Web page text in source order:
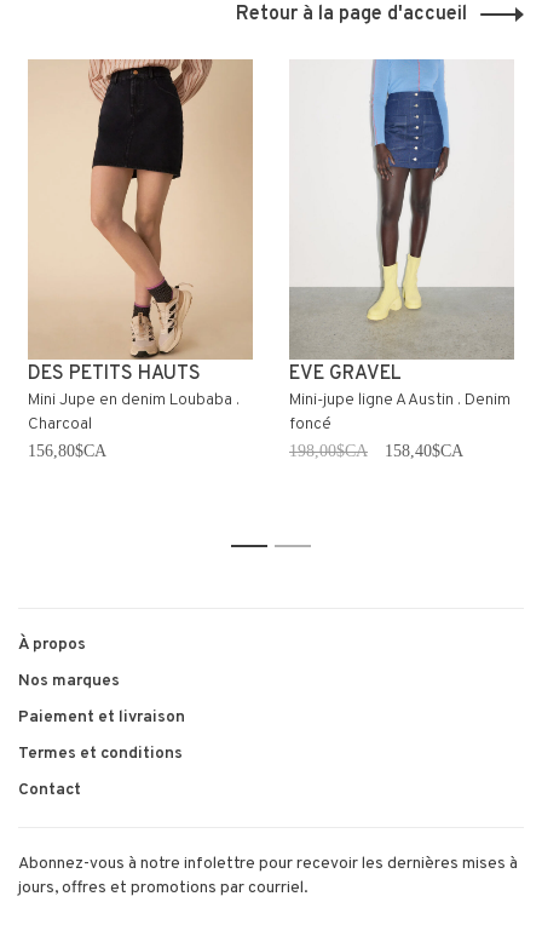
Retour à la page d'accueil
DES PETITS HAUTS
Mini Jupe en denim Loubaba .
Charcoal
156,80$CA
EVE GRAVEL
Mini-jupe ligne A Austin . Denim
foncé
198,00$CA 158,40$CA
1 2
À propos
Nos marques
Paiement et livraison
Termes et conditions
Contact
Abonnez-vous à notre infolettre pour recevoir les dernières mises à
jours, offres et promotions par courriel.